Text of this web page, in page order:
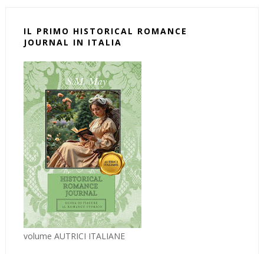
IL PRIMO HISTORICAL ROMANCE
JOURNAL IN ITALIA
volume AUTRICI ITALIANE